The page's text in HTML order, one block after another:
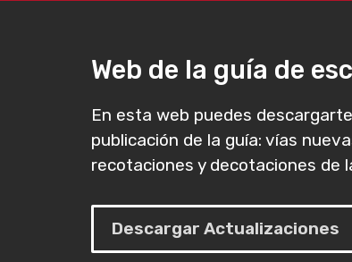
Web de la guía de
En esta web puedes
publicación de la guía: vías
recotaciones y decotaciones de
Descargar Actualizaciones